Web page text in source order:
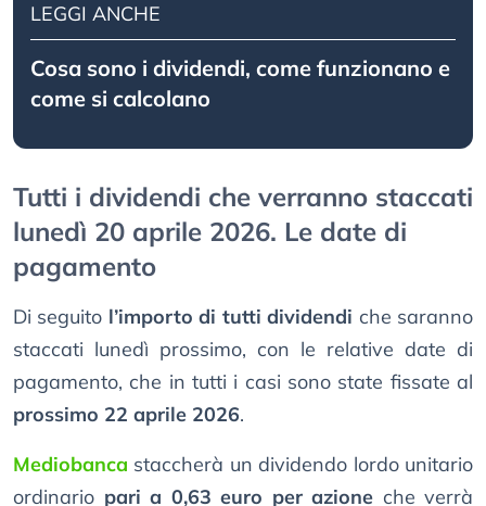
LEGGI ANCHE
Cosa sono i dividendi, come funzionano e
come si calcolano
Tutti i dividendi che verranno staccati
lunedì 20 aprile 2026. Le date di
pagamento
Di seguito l’importo di tutti dividendi che saranno
staccati lunedì prossimo, con le relative date di
pagamento, che in tutti i casi sono state fissate al
prossimo 22 aprile 2026.
Mediobanca staccherà un dividendo lordo unitario
ordinario pari a 0,63 euro per azione che verrà